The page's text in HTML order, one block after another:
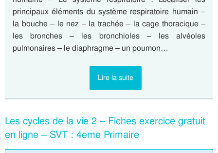
principaux éléments du système respiratoire humain –
la bouche – le nez – la trachée – la cage thoracique –
les bronches – les bronchioles – les alvéoles
pulmonaires – le diaphragme – un poumon…
Lire la suite
Les cycles de la vie 2 – Fiches exercice gratuit
en ligne – SVT : 4eme Primaire